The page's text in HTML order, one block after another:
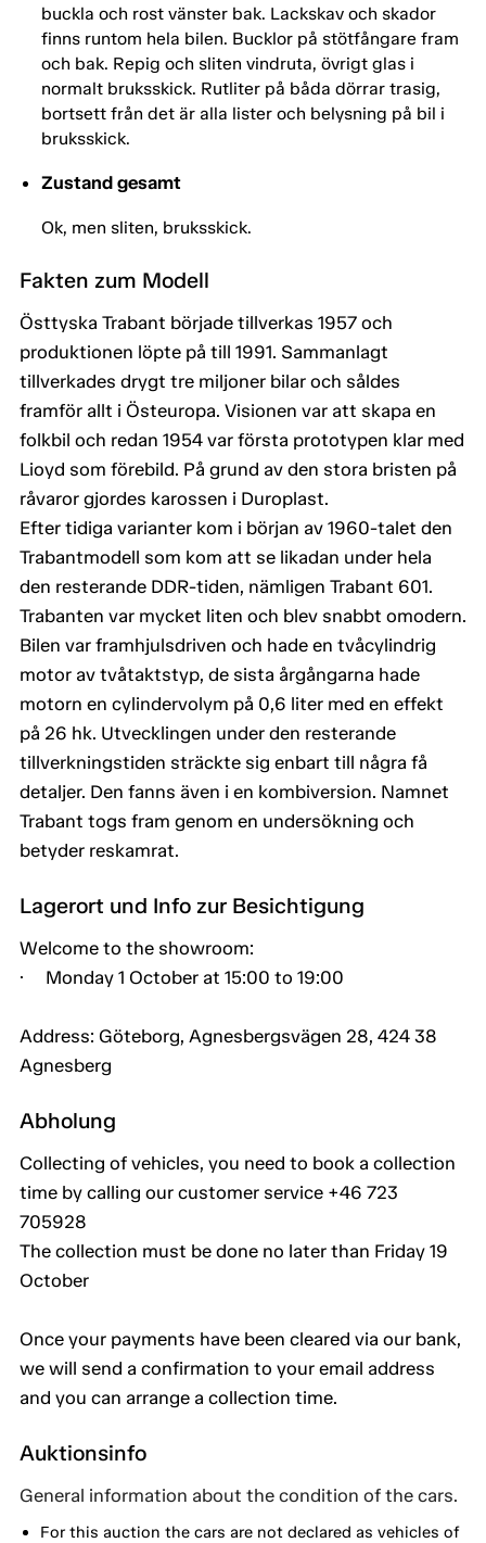
buckla och rost vänster bak. Lackskav och skador
finns runtom hela bilen. Bucklor på stötfångare fram
och bak. Repig och sliten vindruta, övrigt glas i
normalt bruksskick. Rutliter på båda dörrar trasig,
bortsett från det är alla lister och belysning på bil i
bruksskick.
Zustand gesamt
Ok, men sliten, bruksskick.
Fakten zum Modell
Östtyska Trabant började tillverkas 1957 och
produktionen löpte på till 1991. Sammanlagt
tillverkades drygt tre miljoner bilar och såldes
framför allt i Östeuropa. Visionen var att skapa en
folkbil och redan 1954 var första prototypen klar med
Lioyd som förebild. På grund av den stora bristen på
råvaror gjordes karossen i Duroplast.
Efter tidiga varianter kom i början av 1960-talet den
Trabantmodell som kom att se likadan under hela
den resterande DDR-tiden, nämligen Trabant 601.
Trabanten var mycket liten och blev snabbt omodern.
Bilen var framhjulsdriven och hade en tvåcylindrig
motor av tvåtaktstyp, de sista årgångarna hade
motorn en cylindervolym på 0,6 liter med en effekt
på 26 hk. Utvecklingen under den resterande
tillverkningstiden sträckte sig enbart till några få
detaljer. Den fanns även i en kombiversion. Namnet
Trabant togs fram genom en undersökning och
betyder reskamrat.
Lagerort und Info zur Besichtigung
Welcome to the showroom:
· Monday 1 October at 15:00 to 19:00
Address: Göteborg, Agnesbergsvägen 28, 424 38
Agnesberg
Abholung
Collecting of vehicles, you need to book a collection
time by calling our customer service +46 723
705928
The collection must be done no later than Friday 19
October
Once your payments have been cleared via our bank,
we will send a confirmation to your email address
and you can arrange a collection time.
Auktionsinfo
General information about the condition of the cars.
For this auction the cars are not declared as vehicles of